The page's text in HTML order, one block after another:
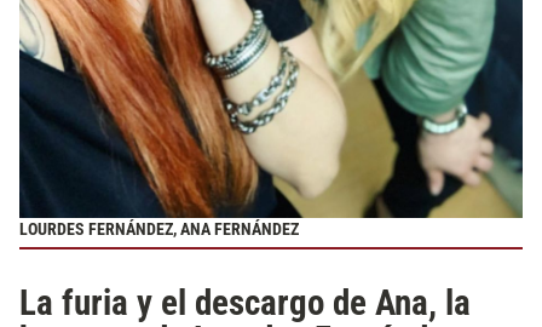
LOURDES FERNÁNDEZ, ANA FERNÁNDEZ
La furia y el descargo de Ana, la